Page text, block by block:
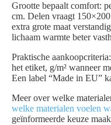
Grootte bepaalt comfort:
cm. Delen vraagt
extra grote maat
lichaam warmte beter
Praktische
het etiket, g/m² wanneer
Een label “Made in EU”
Meer over welke
welke materialen voelen
geïnformeerde keuze